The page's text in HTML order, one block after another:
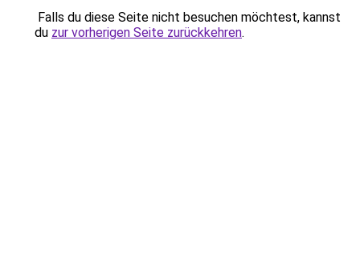
Falls du diese Seite nicht besuchen möchtest, kannst
du zur vorherigen Seite zurückkehren.